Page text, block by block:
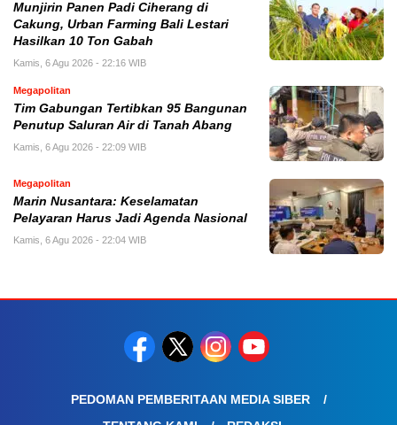
Munjirin Panen Padi Ciherang di
Cakung, Urban Farming Bali Lestari
Hasilkan 10 Ton Gabah
Kamis, 6 Agu 2026 - 22:16 WIB
Megapolitan
Tim Gabungan Tertibkan 95 Bangunan
Penutup Saluran Air di Tanah Abang
Kamis, 6 Agu 2026 - 22:09 WIB
Megapolitan
Marin Nusantara: Keselamatan
Pelayaran Harus Jadi Agenda Nasional
Kamis, 6 Agu 2026 - 22:04 WIB
PEDOMAN PEMBERITAAN MEDIA SIBER